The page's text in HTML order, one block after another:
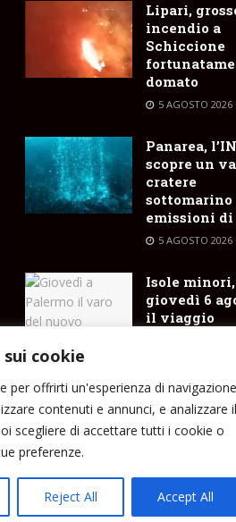
cookie
per offrirti un'esperienza di navigazione
contenuti e annunci, e analizzare il
scegliere di accettare tutti i cookie o
preferenze.
Reject All Accept All
Lipari,
incendio a
Schiccione
domato
5 AGOSTO 2026
Panarea,
scopre un
cratere
sottomarino
emissioni di
5 AGOSTO 2026
Isole minori,
giovedì 6
il viaggio
5 AGOSTO 2026
Direttore responsabile: Peppe Paino -
peppepaino1@gmail.com Testata